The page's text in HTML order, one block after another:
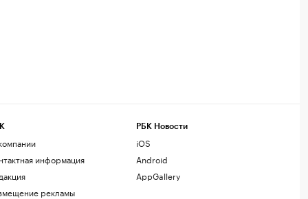
информация
рекламы
РБК Новости
iOS
Android
AppGallery